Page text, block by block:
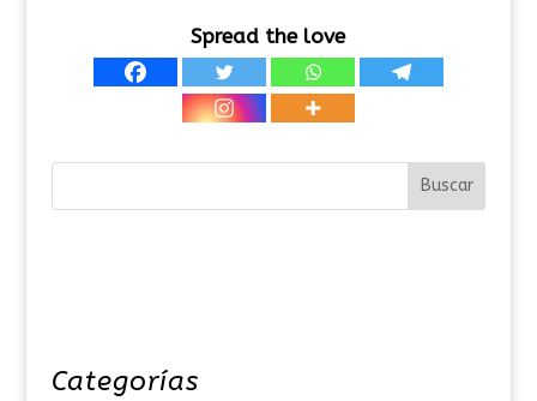
Spread the love
Categorías